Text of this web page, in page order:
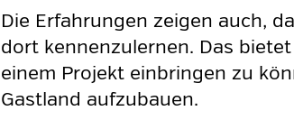
Die Erfahrungen zeigen auch,
dort kennenzulernen. Das
einem Projekt einbringen zu
Gastland aufzubauen.